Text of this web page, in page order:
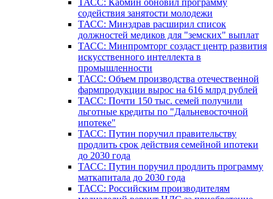
ТАСС: Кабмин обновил программу
содействия занятости молодежи
ТАСС: Минздрав расширил список
должностей медиков для "земских" выплат
ТАСС: Минпромторг создаст центр развития
искусственного интеллекта в
промышленности
ТАСС: Объем производства отечественной
фармпродукции вырос на 616 млрд рублей
ТАСС: Почти 150 тыс. семей получили
льготные кредиты по "Дальневосточной
ипотеке"
ТАСС: Путин поручил правительству
продлить срок действия семейной ипотеки
до 2030 года
ТАСС: Путин поручил продлить программу
маткапитала до 2030 года
ТАСС: Российским производителям